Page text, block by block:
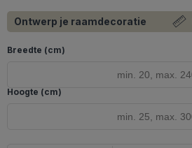
Ontwerp je raamdecoratie
Breedte (cm)
Hoogte (cm)